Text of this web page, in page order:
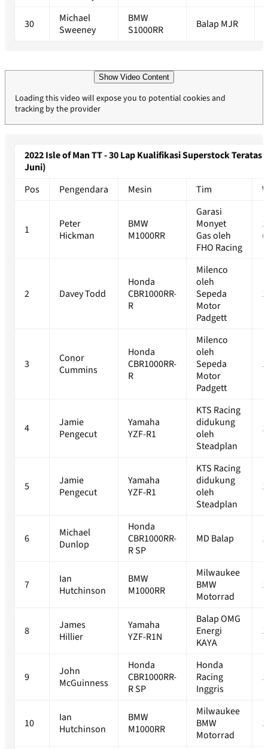
30
Michael
Sweeney
BMW
S1000RR
Balap MJR
Show Video Content
Loading this video will expose you to potential cookies and
tracking by the provider
2022 Isle of Man TT - 30 Lap Kualifikasi Superstock Teratas
Juni)
Pos
Pengendara Mesin Tim
1
Peter
Hickman
BMW
M1000RR
Garasi
Monyet
Gas oleh
FHO Racing
2 Davey Todd
Honda
CBR1000RR-
R
Milenco
oleh
Sepeda
Motor
Padgett
3
Conor
Cummins
Honda
CBR1000RR-
R
Milenco
oleh
Sepeda
Motor
Padgett
4
Jamie
Pengecut
Yamaha
YZF-R1
KTS Racing
didukung
oleh
Steadplan
5
Jamie
Pengecut
Yamaha
YZF-R1
KTS Racing
didukung
oleh
Steadplan
6
Michael
Dunlop
Honda
CBR1000RR-
R SP
MD Balap
7
Ian
Hutchinson
BMW
M1000RR
Milwaukee
BMW
Motorrad
8
James
Hillier
Yamaha
YZF-R1N
Balap OMG
Energi
KAYA
9
John
McGuinness
Honda
CBR1000RR-
R SP
Honda
Racing
Inggris
10
Ian
Hutchinson
BMW
M1000RR
Milwaukee
BMW
Motorrad